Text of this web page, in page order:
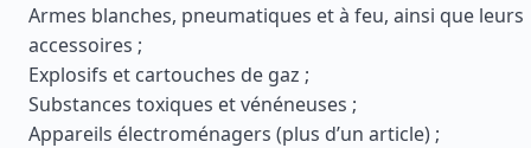
Armes blanches, pneumatiques et à feu, ainsi que leurs
accessoires ;
Explosifs et cartouches de gaz ;
Substances toxiques et vénéneuses ;
Appareils électroménagers (plus d’un article) ;